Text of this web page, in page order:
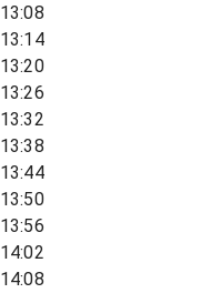
13:08
13:14
13:20
13:26
13:32
13:38
13:44
13:50
13:56
14:02
14:08